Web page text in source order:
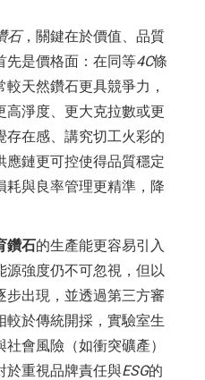
石，關鍵在於價值、品質
先是價格面：在同等4C條
天然鑽石更具競爭力，
高淨度、更大克拉數或更
存在感、講究切工火彩的
應鏈更可控使得品質穩定
耗與良率管理更精準，降
鑽石的生產能更容易引入
源強度仍不可忽視，但以
步出現，並透過第三方審
較於傳統開採，實驗室生
會風險（如衝突礦產）
於重視品牌責任與ESG的